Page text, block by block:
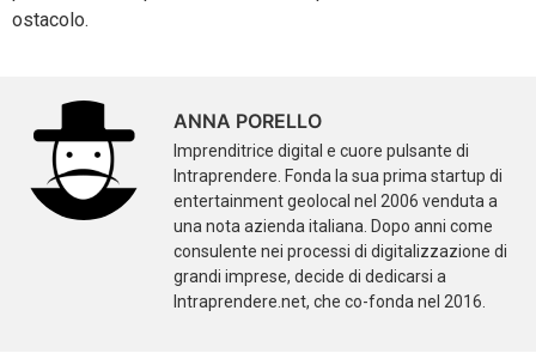
ostacolo.
ANNA PORELLO
Imprenditrice digital e cuore pulsante di
Intraprendere. Fonda la sua prima startup di
entertainment geolocal nel 2006 venduta a
una nota azienda italiana. Dopo anni come
consulente nei processi di digitalizzazione di
grandi imprese, decide di dedicarsi a
Intraprendere.net, che co-fonda nel 2016.